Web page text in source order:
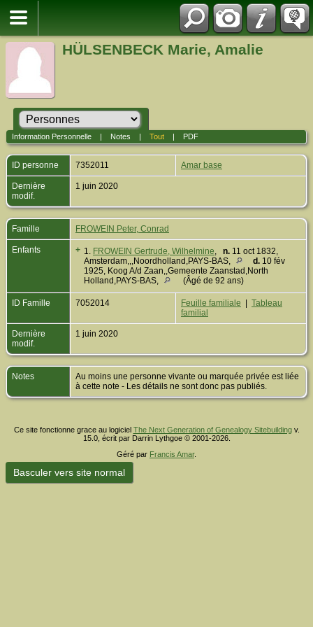
HÜLSENBECK Marie, Amalie
Information Personnelle| Notes Tout| PDF
ID personne 7352011 Amar base
Dernière
modif.
1 juin 2020
Famille FROWEIN Peter, Conrad
Enfants + 1. FROWEIN Gertrude, Wilhelmine, n. 11 oct 1832,
Amsterdam,,,Noordholland,PAYS-BAS,
d. 10 fév
1925, Koog A/d Zaan,,Gemeente Zaanstad,North
Holland,PAYS-BAS,
(Âgé de 92 ans)
ID Famille 7052014 Feuille familiale
Tableau
familial
Dernière
modif.
1 juin 2020
Notes
Au moins une personne vivante ou marquée privée est liée
à cette note - Les détails ne sont donc pas publiés.
Ce site fonctionne grace au logiciel The Next Generation of Genealogy Sitebuildingv.
15.0, écrit par Darrin Lythgoe © 2001-2026.
Géré par Francis Amar.
Basculer vers site normal